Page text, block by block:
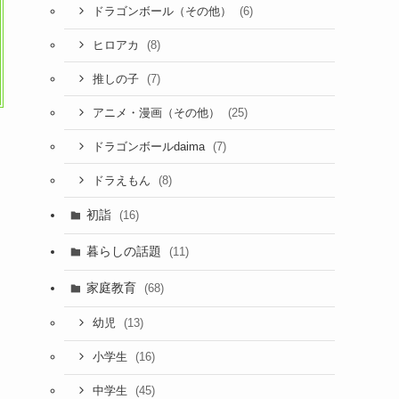
ドラゴンボール（その他） (6)
ヒロアカ (8)
推しの子 (7)
アニメ・漫画（その他） (25)
ドラゴンボールdaima (7)
ドラえもん (8)
初詣 (16)
暮らしの話題 (11)
家庭教育 (68)
幼児 (13)
小学生 (16)
中学生 (45)